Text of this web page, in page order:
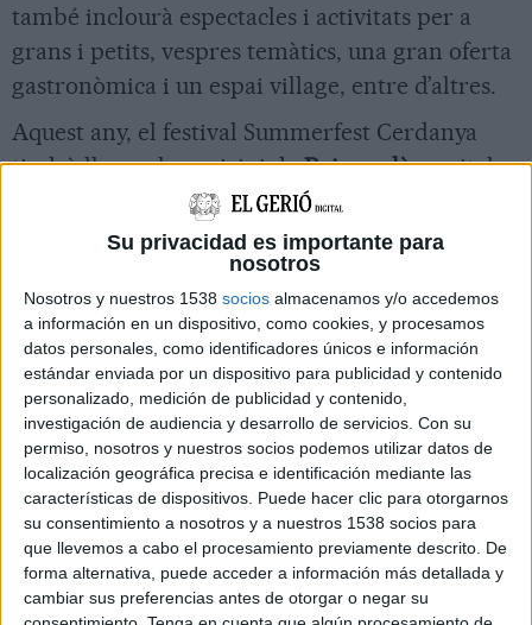
Su privacidad es importante para
nosotros
Nosotros y nuestros 1538 socios almacenamos y/o accedemos
a información en un dispositivo, como cookies, y procesamos
datos personales, como identificadores únicos e información
estándar enviada por un dispositivo para publicidad y contenido
personalizado, medición de publicidad y contenido,
investigación de audiencia y desarrollo de servicios. Con su
permiso, nosotros y nuestros socios podemos utilizar datos de
localización geográfica precisa e identificación mediante las
características de dispositivos. Puede hacer clic para otorgarnos
su consentimiento a nosotros y a nuestros 1538 socios para
que llevemos a cabo el procesamiento previamente descrito. De
forma alternativa, puede acceder a información más detallada y
cambiar sus preferencias antes de otorgar o negar su
també inclourà espectacles i activitats per a
grans i petits, vespres temàtics, una gran oferta
gastronòmica i un espai village, entre d’altres.
Aquest any, el festival Summerfest Cerdanya
tindrà lloc a al municipi dePuigcerdà, capital
comarcal de la Cerdanya. El públic podrà
gaudir dels concerts i les activitats a l’aire lliure
en un marc incomparable envoltat de natura i
d’un paisatge idíl·lic.
Summerfest Cerdanya arriba de la mà del Grup
Clipper’s, empresa referent en el sector musical
amb una àmplia experiència demostrada en
l’organització de festivals, amb esdeveniments
com elFestival Jardins de Cap Roig , elSuite
Festivalo elCaixabank Polo Music Festival. Ara,
el Grup Clipper’s vol portar també aquesta
experiència al territori de la Cerdanya.